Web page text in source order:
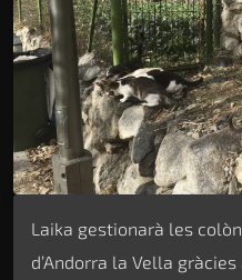
Laika gestionarà les
d’Andorra la Vella